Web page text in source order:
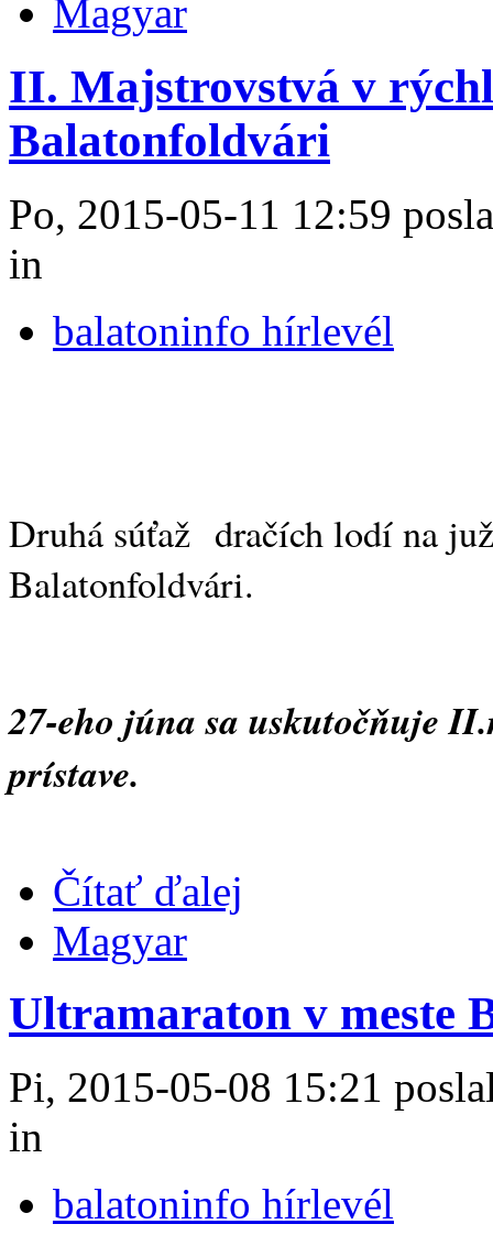
Magyar
II. Majstrovstvá v
Balatonfoldvári
Po, 2015-05-11 12:59
in
balatoninfo hírlevél
Druhá súťaž dračích lodí na
Balatonfoldvári.
27-eho júna sa uskutočňuje
prístave.
Čítať ďalej
Magyar
Ultramaraton v meste
Pi, 2015-05-08 15:21
in
balatoninfo hírlevél